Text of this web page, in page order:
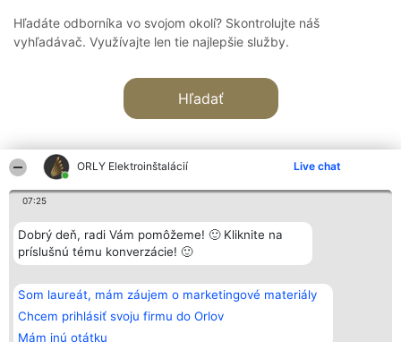
ORLY Elektroinštalácií Live chat
07:25
Dobrý deň, radi Vám pomôžeme! 🙂 Kliknite na
príslušnú tému konverzácie! 🙂
Som laureát, mám záujem o marketingové materiály
Chcem prihlásiť svoju firmu do Orlov
Mám inú otátku
Hľadáte odborníka vo svojom okolí? Skontrolujte náš
vyhľadávač. Využívajte len tie najlepšie služby.
Hľadať
Organizátor hodnotenia
Bright Side Solutions sp. z o.
o. sp. k.
Wrocław 50-079
KRS 0000749100 | Regon
381313360 | NIP 8943132676
+48 508 492 400
Hodnotenie
Laureáti
Lista
Laureatów
Podmienky
Obchodné
podmienky
Kontakt
Kontakt